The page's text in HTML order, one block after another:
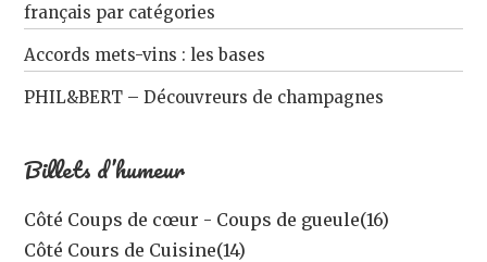
français par catégories
Accords mets-vins : les bases
PHIL&BERT – Découvreurs de champagnes
Billets d’humeur
Côté Coups de cœur - Coups de gueule(16)
Côté Cours de Cuisine(14)